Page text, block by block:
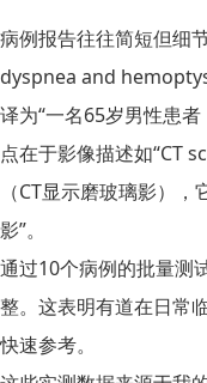
病例报告往往简短但细
dyspnea and
译为“一名65岁男性患
点在于影像描述如“CT
（CT显示磨玻璃影）
影”。
通过10个病例的批量测
整。这表明有道在日常
快速参考。